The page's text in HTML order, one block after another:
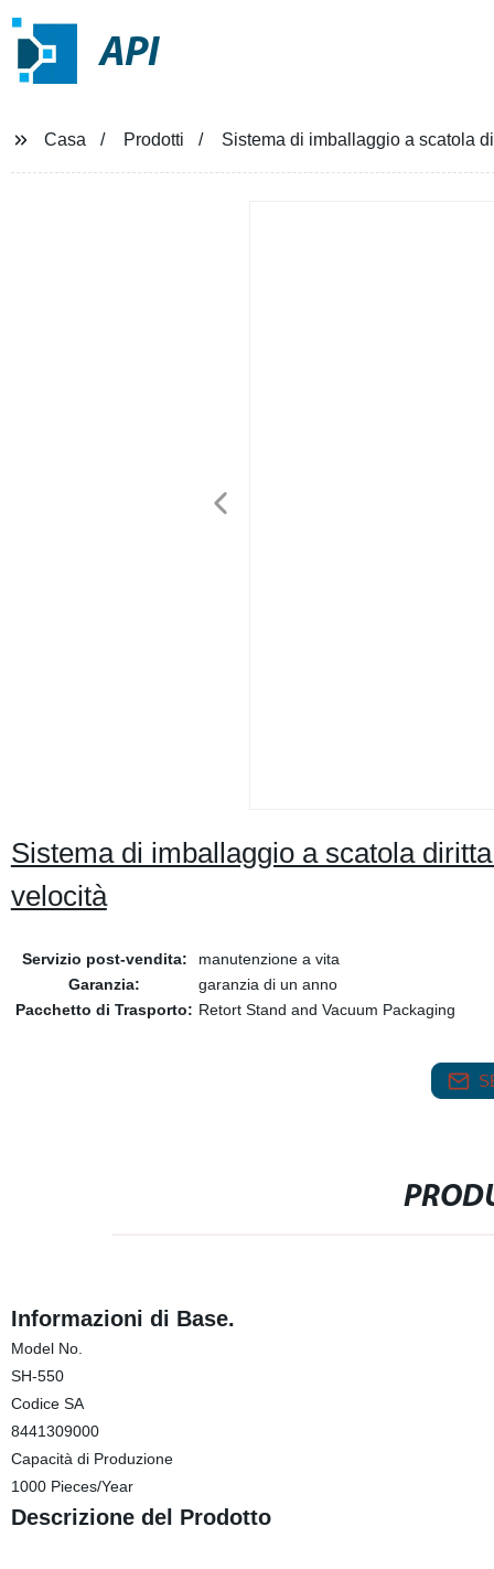
API
Casa Prodotti Sistema di imballaggio a scatola
Sistema di imballaggio a scatola
velocità
Servizio post-vendita:
manutenzione a vita
Garanzia:
garanzia di un anno
Pacchetto di Trasporto: Retort Stand and Vacuum Packaging
Informazioni di Base.
Model No.
SH-550
Codice SA
8441309000
Capacità di Produzione
1000 Pieces/Year
Descrizione del Prodotto